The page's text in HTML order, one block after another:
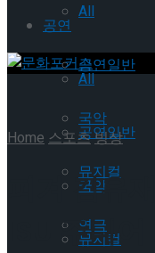
All
공연일반
국악
뮤지컬
연극
공연
All
공연일반
국악
뮤지컬
Home스포츠빙상
피겨 김유
ISU 주니